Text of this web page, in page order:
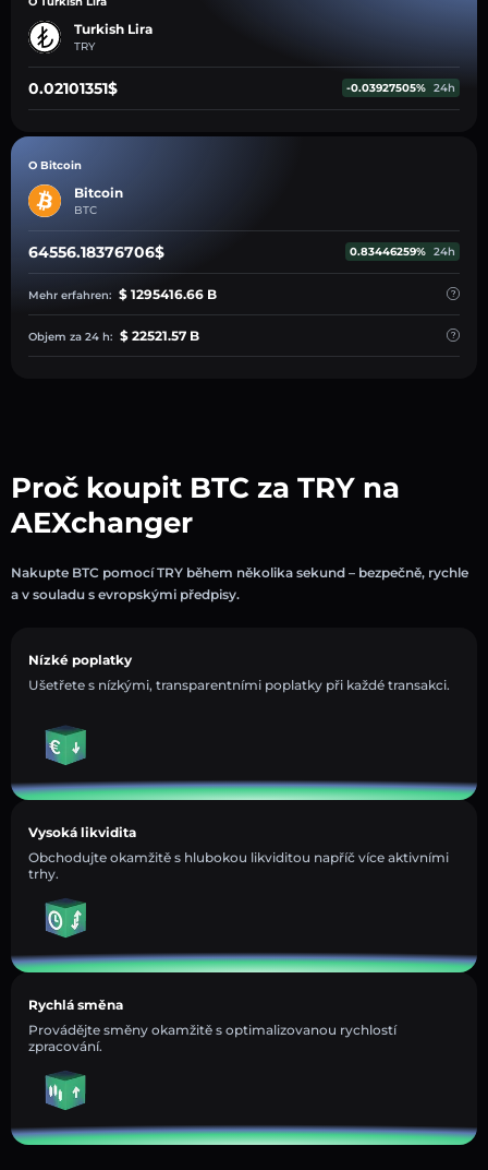
Turkish Lira
TRY
0.02101351$ -0.03927505% 24h
O Bitcoin
Bitcoin
BTC
64556.18376706$ 0.83446259% 24h
Mehr erfahren: $ 1295416.66 B
Objem za 24 h: $ 22521.57 B
Proč koupit BTC za TRY na
AEXchanger
Nakupte BTC pomocí TRY během několika sekund – bezpečně, rychle
a v souladu s evropskými předpisy.
Nízké poplatky
Ušetřete s nízkými, transparentními poplatky při každé transakci.
Vysoká likvidita
Obchodujte okamžitě s hlubokou likviditou napříč více aktivními
trhy.
Rychlá směna
Provádějte směny okamžitě s optimalizovanou rychlostí
zpracování.